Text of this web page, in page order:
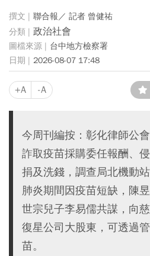
聯合報／ 記者 曾健祐
政治社會
台中地方檢察署
2026-08-07 17:48
+A -A
今周刊編按：彰化律師公
詐取疫苗採購委任報酬、
捐及洗錢，調查局北機動
肺炎期間因疫苗短缺，陳
世宗兒子李易儒共謀，向
復星公司大股東，可透過
苗。